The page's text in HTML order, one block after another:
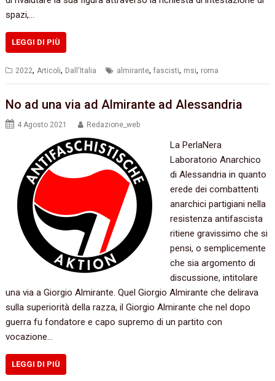
spazi,…
LEGGI DI PIÙ
2022,Articoli, Dall'Italia almirante,fascisti, msi, roma
No ad una via ad Almirante ad Alessandria
4 Agosto 2021 Redazione_web
La PerlaNera
Laboratorio Anarchico
di Alessandria in quanto
erede dei combattenti
anarchici partigiani nella
resistenza antifascista
ritiene gravissimo che si
pensi, o semplicemente
che sia argomento di
discussione, intitolare
una via a Giorgio Almirante. Quel Giorgio Almirante che delirava
sulla superiorità della razza, il Giorgio Almirante che nel dopo
guerra fu fondatore e capo supremo di un partito con
vocazione…
LEGGI DI PIÙ